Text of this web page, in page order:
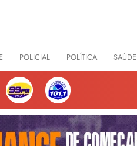
POLICIAL POLÍTICA SAÚDE